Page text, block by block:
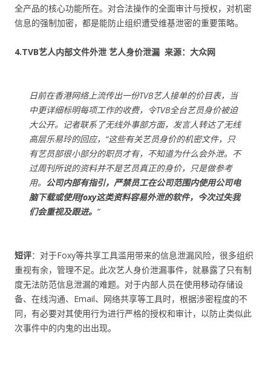
全产品的核心功能所在。对合法操作的全面审计与授权，对机密
信息的强制加密，都是能防止组织遭受维基泄密的重要策略。
4.TVB艺人内部文件外泄 艺人身价泄漏 来源：大众网
日前在香港网络上流传出一份TVB艺人接单的价目表，当
中更详细标明每项工作的收费，令TVB全台艺员身价被迫
大公开。记者联系了无线外事部方面，发言人转达了无线
高层乐易玲的回应，“这些有关艺员身价的机密文件，只
有艺员部很小部分的职员才有，不知道为什么会外泄。不
过周刊所说的资料并不是艺员真正的身价，只是做参考
用。 公司内部有指引，严禁员工在公司范围内使用公司电
脑下载或使用foxy这类资料容易外泄的软件，今次过失我
们会重视及跟进。 ”
短评：对于Foxy等共享工具滥用带来的信息泄漏风险，很多组织
重视有余，管理不足。此次艺人身价泄漏事件，就暴露了只有制
度无法防范信息泄漏的难题。对于内部人员在使用移动存储设
备、在线沟通、Email、网络共享等工具时，根据涉密程度的不
同，有必要对其使用行为进行严格的授权和审计，以防止类似此
次事件中的内鬼的出出现。